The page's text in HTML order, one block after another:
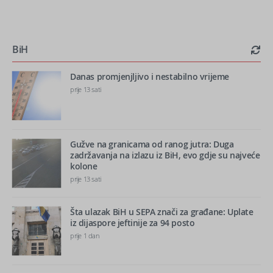
BiH
Danas promjenjljivo i nestabilno vrijeme
prije 13 sati
Gužve na granicama od ranog jutra: Duga
zadržavanja na izlazu iz BiH, evo gdje su najveće
kolone
prije 13 sati
Šta ulazak BiH u SEPA znači za građane: Uplate
iz dijaspore jeftinije za 94 posto
prije 1 dan